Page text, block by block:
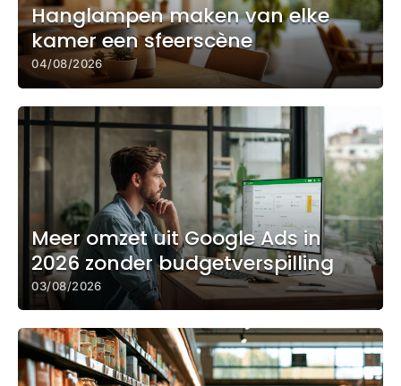
Hanglampen maken van elke
kamer een sfeerscène
04/08/2026
Meer omzet uit Google Ads in
2026 zonder budgetverspilling
03/08/2026